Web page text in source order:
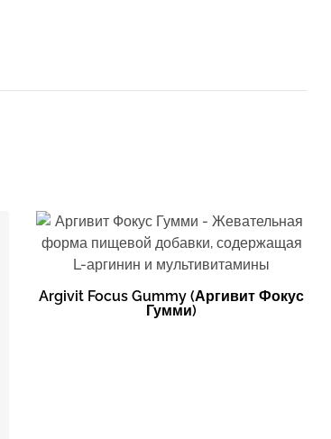
Argivit Focus Gummy (Аргивит Фокус
Гумми)